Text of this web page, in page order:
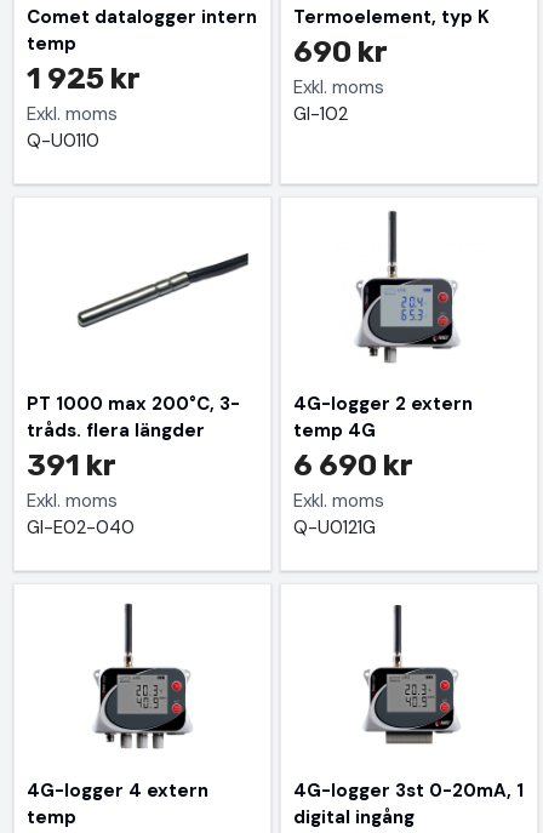
Comet datalogger intern
temp
1 925 kr
Exkl. moms
Q-U0110
Termoelement, typ K
690 kr
Exkl. moms
GI-102
PT 1000 max 200°C, 3-
tråds. flera längder
391 kr
Exkl. moms
GI-E02-040
4G-logger 2 extern
temp 4G
6 690 kr
Exkl. moms
Q-U0121G
4G-logger 4 extern
temp
4G-logger 3st 0-20mA, 1
digital ingång